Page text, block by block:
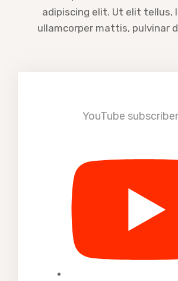
adipiscing elit. Ut elit tellus,
ullamcorper mattis, pulvinar
YouTube